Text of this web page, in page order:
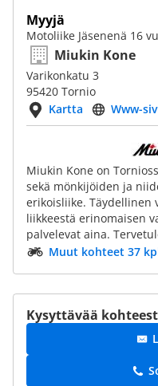
Myyjä
Motoliike Jäsenenä 16
Miukin Kone
Varikonkatu 3
95420 Tornio
Kartta
Www-
Miukin Kone on
sekä mönkijöiden ja
erikoisliike. Täydellinen
liikkeestä erinomaisen
palvelevat aina.
Muut kohteet 37
Kysyttävää